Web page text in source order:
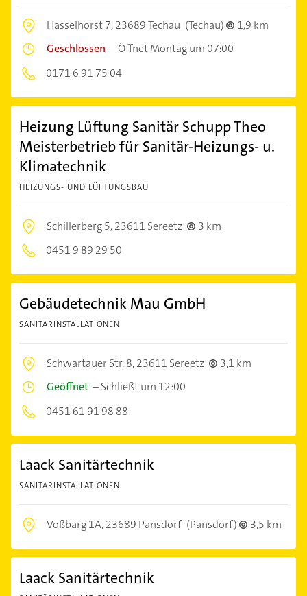
Hasselhorst 7,23689 Techau (Techau)
1,9 km
Geschlossen –Öffnet Montag um 07:00
0171 6 91 75 04
Heizung Lüftung Sanitär Schupp Theo
Meisterbetrieb für Sanitär-Heizungs- u.
Klimatechnik
HEIZUNGS- UND LÜFTUNGSBAU
Schillerberg 5,23611 Sereetz
3 km
0451 9 89 29 50
Gebäudetechnik Mau GmbH
SANITÄRINSTALLATIONEN
Schwartauer Str. 8,23611 Sereetz
3,1 km
Geöffnet –Schließt um 12:00
0451 61 91 98 88
Laack Sanitärtechnik
SANITÄRINSTALLATIONEN
Voßbarg 1A,23689 Pansdorf (Pansdorf) 3,5 km
Laack Sanitärtechnik